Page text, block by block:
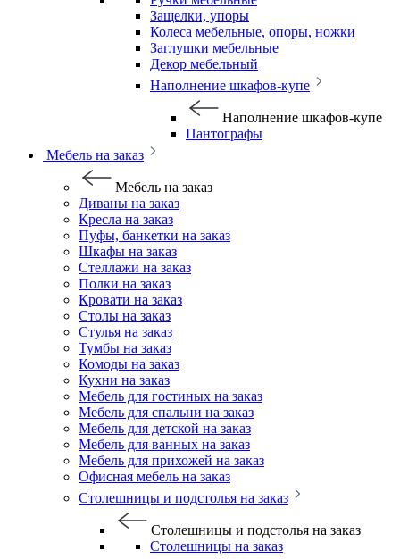
Защелки, упоры
Колеса мебельные, опоры, ножки
Заглушки мебельные
Декор мебельный
Наполнение шкафов-купе
Наполнение шкафов-купе
Пантографы
Мебель на заказ
Мебель на заказ
Диваны на заказ
Кресла на заказ
Пуфы, банкетки на заказ
Шкафы на заказ
Стеллажи на заказ
Полки на заказ
Кровати на заказ
Столы на заказ
Стулья на заказ
Тумбы на заказ
Комоды на заказ
Кухни на заказ
Мебель для гостиных на заказ
Мебель для спальни на заказ
Мебель для детской на заказ
Мебель для ванных на заказ
Мебель для прихожей на заказ
Офисная мебель на заказ
Столешницы и подстолья на заказ
Столешницы и подстолья на заказ
Столешницы на заказ